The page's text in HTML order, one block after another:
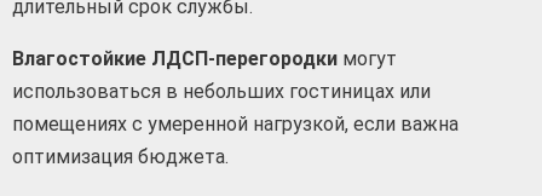
длительный срок службы.
Влагостойкие ЛДСП-перегородки могут
использоваться в небольших гостиницах или
помещениях с умеренной нагрузкой, если важна
оптимизация бюджета.